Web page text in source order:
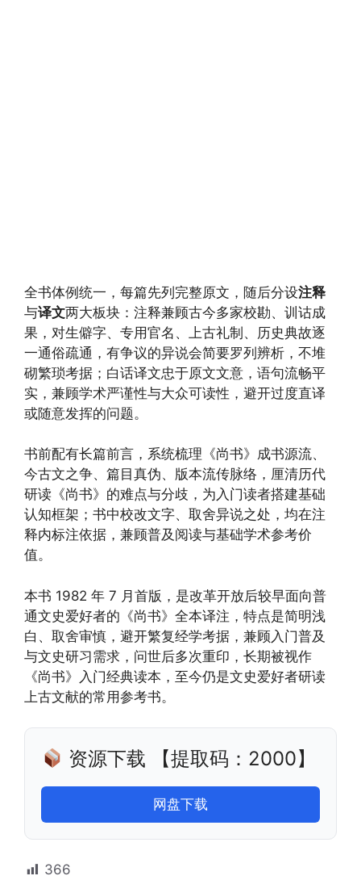
全书体例统一，每篇先列完整原文，随后分设注释
与译文两大板块：注释兼顾古今多家校勘、训诂成
果，对生僻字、专用官名、上古礼制、历史典故逐
一通俗疏通，有争议的异说会简要罗列辨析，不堆
砌繁琐考据；白话译文忠于原文文意，语句流畅平
实，兼顾学术严谨性与大众可读性，避开过度直译
或随意发挥的问题。
书前配有长篇前言，系统梳理《尚书》成书源流、
今古文之争、篇目真伪、版本流传脉络，厘清历代
研读《尚书》的难点与分歧，为入门读者搭建基础
认知框架；书中校改文字、取舍异说之处，均在注
释内标注依据，兼顾普及阅读与基础学术参考价
值。
本书 1982 年 7 月首版，是改革开放后较早面向普
通文史爱好者的《尚书》全本译注，特点是简明浅
白、取舍审慎，避开繁复经学考据，兼顾入门普及
与文史研习需求，问世后多次重印，长期被视作
《尚书》入门经典读本，至今仍是文史爱好者研读
上古文献的常用参考书。
资源下载 【提取码：2000】
网盘下载
366